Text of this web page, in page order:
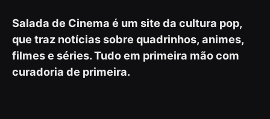
Salada de Cinema é um site da cultura pop,
que traz notícias sobre quadrinhos, animes,
filmes e séries. Tudo em primeira mão com
curadoria de primeira.